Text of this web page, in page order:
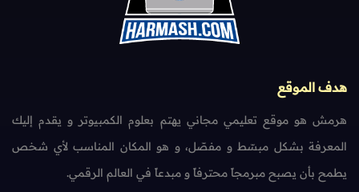
هدف الموقع
هرمش هو موقع تعليمي مجاني يهتم بعلوم الكمبيوتر و يقدم إليك
المعرفة بشكل مبسّط و مفصّل، و هو المكان المناسب لأي شخص
يطمح بأن يصبح مبرمجاً محترفاً و مبدعاً في العالم الرقمي.